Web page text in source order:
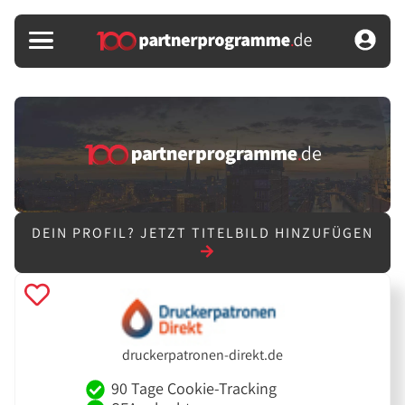
DEIN PROFIL? JETZT TITELBILD HINZUFÜGEN
druckerpatronen-direkt.de
90 Tage Cookie-Tracking